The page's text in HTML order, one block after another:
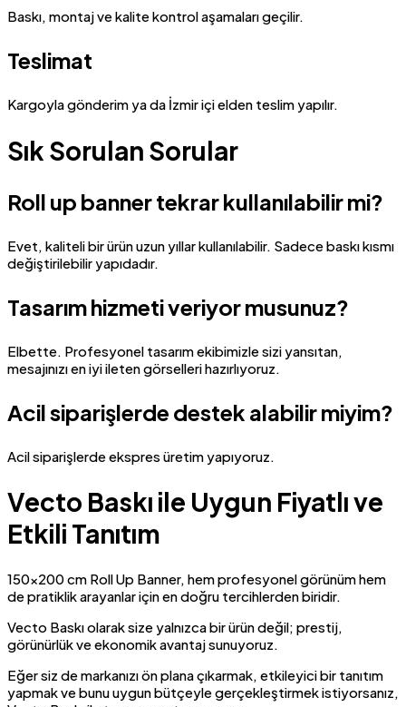
Baskı, montaj ve kalite kontrol aşamaları geçilir.
Teslimat
Kargoyla gönderim ya da İzmir içi elden teslim yapılır.
Sık Sorulan Sorular
Roll up banner tekrar kullanılabilir mi?
Evet, kaliteli bir ürün uzun yıllar kullanılabilir. Sadece baskı kısmı
değiştirilebilir yapıdadır.
Tasarım hizmeti veriyor musunuz?
Elbette. Profesyonel tasarım ekibimizle sizi yansıtan,
mesajınızı en iyi ileten görselleri hazırlıyoruz.
Acil siparişlerde destek alabilir miyim?
Acil siparişlerde ekspres üretim yapıyoruz.
Vecto Baskı ile Uygun Fiyatlı ve
Etkili Tanıtım
150×200 cm Roll Up Banner, hem profesyonel görünüm hem
de pratiklik arayanlar için en doğru tercihlerden biridir.
Vecto Baskı olarak size yalnızca bir ürün değil; prestij,
görünürlük ve ekonomik avantaj sunuyoruz.
Eğer siz de markanızı ön plana çıkarmak, etkileyici bir tanıtım
yapmak ve bunu uygun bütçeyle gerçekleştirmek istiyorsanız,